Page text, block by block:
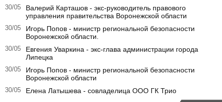
30/05
Валерий Карташов - экс-руководитель правового
управления правительства Воронежской области
30/05
Игорь Попов - министр региональной безопасности
Воронежской области.
30/05
Евгения Уваркина - экс-глава администрации города
Липецка
30/05
Игорь Попов - министр региональной безопасности
Воронежской области
30/05 Елена Латышева - совладелица ООО ГК Трио